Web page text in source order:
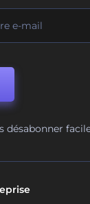
désabonner